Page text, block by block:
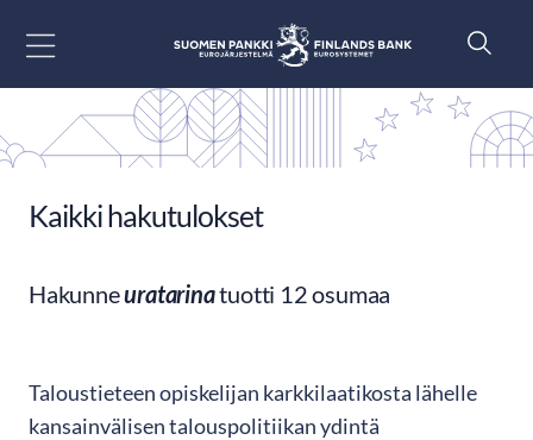
Kaikki hakutulokset
Hakunneuratarinatuotti 12 osumaa
Taloustieteen opiskelijan karkkilaatikosta lähelle
kansainvälisen talouspolitiikan ydintä